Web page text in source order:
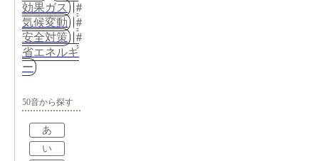
効果ガス
気候変動
安全対策
省エネルギ
ー
50音から探す
あ
い